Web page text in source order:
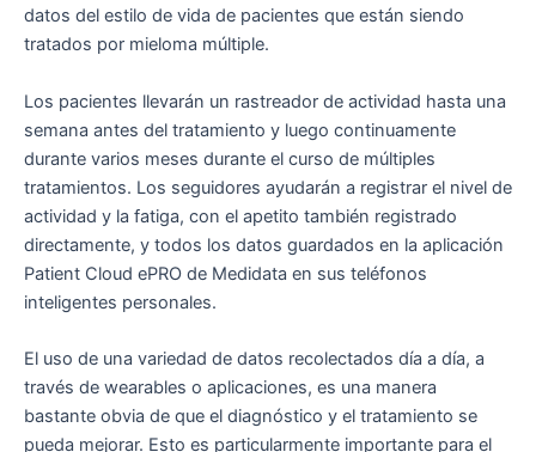
datos del estilo de vida de pacientes que están siendo
tratados por mieloma múltiple.
Los pacientes llevarán un rastreador de actividad hasta una
semana antes del tratamiento y luego continuamente
durante varios meses durante el curso de múltiples
tratamientos. Los seguidores ayudarán a registrar el nivel de
actividad y la fatiga, con el apetito también registrado
directamente, y todos los datos guardados en la aplicación
Patient Cloud ePRO de Medidata en sus teléfonos
inteligentes personales.
El uso de una variedad de datos recolectados día a día, a
través de wearables o aplicaciones, es una manera
bastante obvia de que el diagnóstico y el tratamiento se
pueda mejorar. Esto es particularmente importante para el